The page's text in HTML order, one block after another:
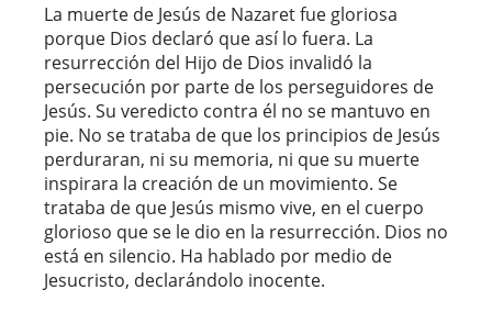
La muerte de Jesús de Nazaret fue gloriosa
porque Dios declaró que así lo fuera. La
resurrección del Hijo de Dios invalidó la
persecución por parte de los perseguidores de
Jesús. Su veredicto contra él no se mantuvo en
pie. No se trataba de que los principios de Jesús
perduraran, ni su memoria, ni que su muerte
inspirara la creación de un movimiento. Se
trataba de que Jesús mismo vive, en el cuerpo
glorioso que se le dio en la resurrección. Dios no
está en silencio. Ha hablado por medio de
Jesucristo, declarándolo inocente.